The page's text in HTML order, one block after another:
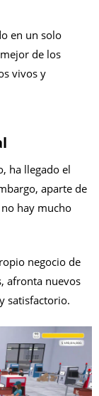
en un solo
de los
vivos y
ha llegado el
aparte de
hay mucho
negocio de
afronta nuevos
satisfactorio.